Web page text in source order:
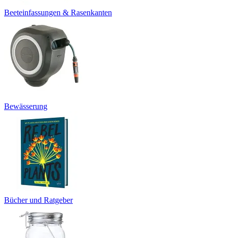
Beeteinfassungen & Rasenkanten
Bewässerung
Bücher und Ratgeber